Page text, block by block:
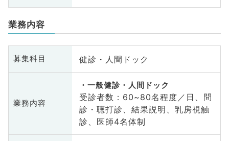
業務内容
募集科目 健診・人間ドック
業務内容
一般健診・人間ドック
受診者数：60~80名程度／日、問
診・聴打診、結果説明、乳房視触
診、医師4名体制